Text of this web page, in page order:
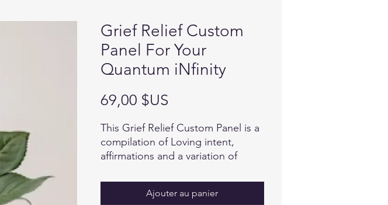
Grief Relief Custom
Panel For Your
Quantum iNfinity
69,00 $USPrix
This Grief Relief Custom Panel is a
compilation of Loving intent,
affirmations and a variation of
grieving in a Divine, uplifting way,
blessed with peace, grace and
Ajouter au panier